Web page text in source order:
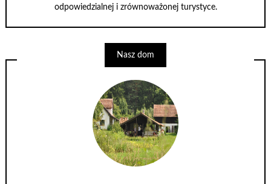
odpowiedzialnej i zrównoważonej turystyce.
Nasz dom